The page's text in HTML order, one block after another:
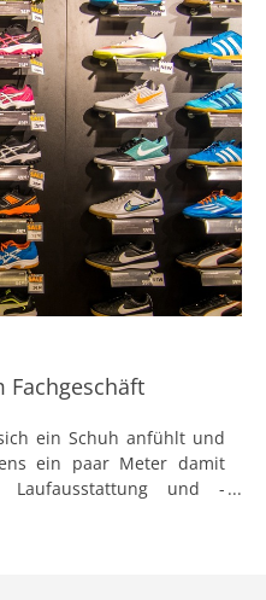
Fachgeschäft
ein Schuh anfühlt und
ein paar Meter damit
und -
Kauf manchmal einfach